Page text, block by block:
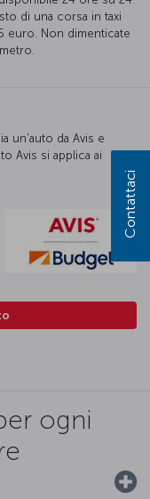
di una corsa in taxi
euro. Non dimenticate
un'auto da Avis e
Avis si applica ai
ogni
Contattaci